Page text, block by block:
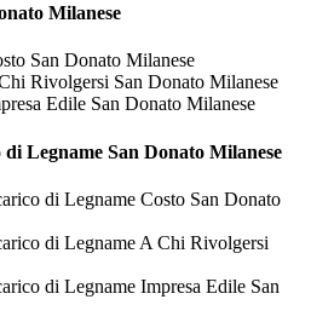
Milanese
San Donato Milanese
Rivolgersi San Donato Milanese
Edile San Donato Milanese
di Legname San Donato Milanese
di Legname Costo San Donato
di Legname A Chi Rivolgersi
di Legname Impresa Edile San